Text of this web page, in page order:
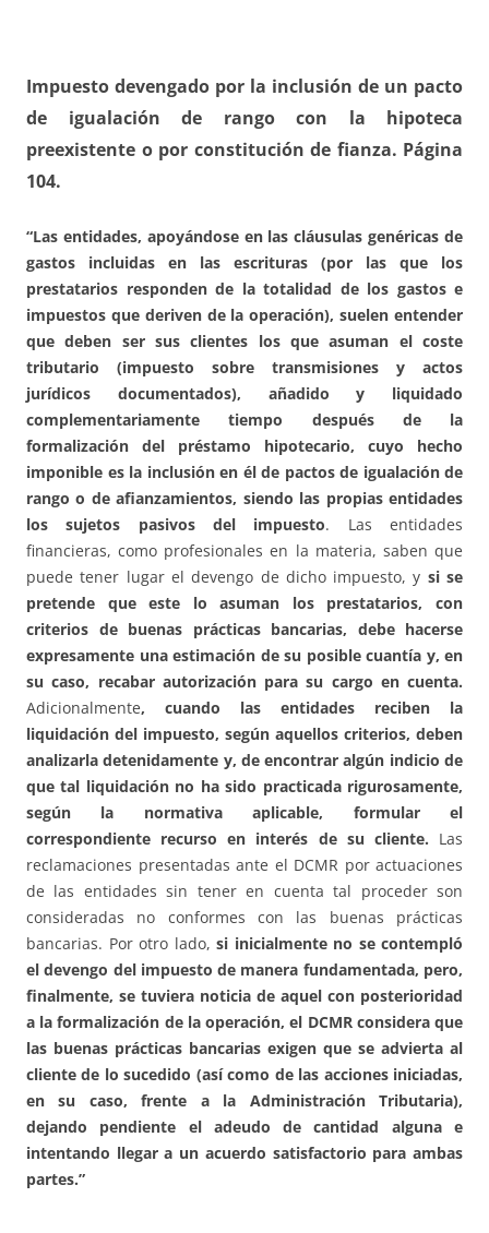
Impuesto devengado por la inclusión de un pacto
de igualación de rango con la hipoteca
preexistente o por constitución de fianza. Página
104.
“Las entidades, apoyándose en las cláusulas genéricas de
gastos incluidas en las escrituras (por las que los
prestatarios responden de la totalidad de los gastos e
impuestos que deriven de la operación), suelen entender
que deben ser sus clientes los que asuman el coste
tributario (impuesto sobre transmisiones y actos
jurídicos documentados), añadido y liquidado
complementariamente tiempo después de la
formalización del préstamo hipotecario, cuyo hecho
imponible es la inclusión en él de pactos de igualación de
rango o de afianzamientos, siendo las propias entidades
los sujetos pasivos del impuesto. Las entidades
financieras, como profesionales en la materia, saben que
puede tener lugar el devengo de dicho impuesto, y si se
pretende que este lo asuman los prestatarios, con
criterios de buenas prácticas bancarias, debe hacerse
expresamente una estimación de su posible cuantía y, en
su caso, recabar autorización para su cargo en cuenta.
Adicionalmente, cuando las entidades reciben la
liquidación del impuesto, según aquellos criterios, deben
analizarla detenidamente y, de encontrar algún indicio de
que tal liquidación no ha sido practicada rigurosamente,
según la normativa aplicable, formular el
correspondiente recurso en interés de su cliente. Las
reclamaciones presentadas ante el DCMR por actuaciones
de las entidades sin tener en cuenta tal proceder son
consideradas no conformes con las buenas prácticas
bancarias. Por otro lado, si inicialmente no se contempló
el devengo del impuesto de manera fundamentada, pero,
finalmente, se tuviera noticia de aquel con posterioridad
a la formalización de la operación, el DCMR considera que
las buenas prácticas bancarias exigen que se advierta al
cliente de lo sucedido (así como de las acciones iniciadas,
en su caso, frente a la Administración Tributaria),
dejando pendiente el adeudo de cantidad alguna e
intentando llegar a un acuerdo satisfactorio para ambas
partes.”